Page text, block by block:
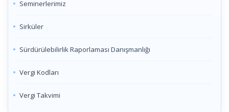
Seminerlerimiz
Sirküler
Sürdürülebilirlik Raporlaması Danışmanlığı
Vergi Kodları
Vergi Takvimi